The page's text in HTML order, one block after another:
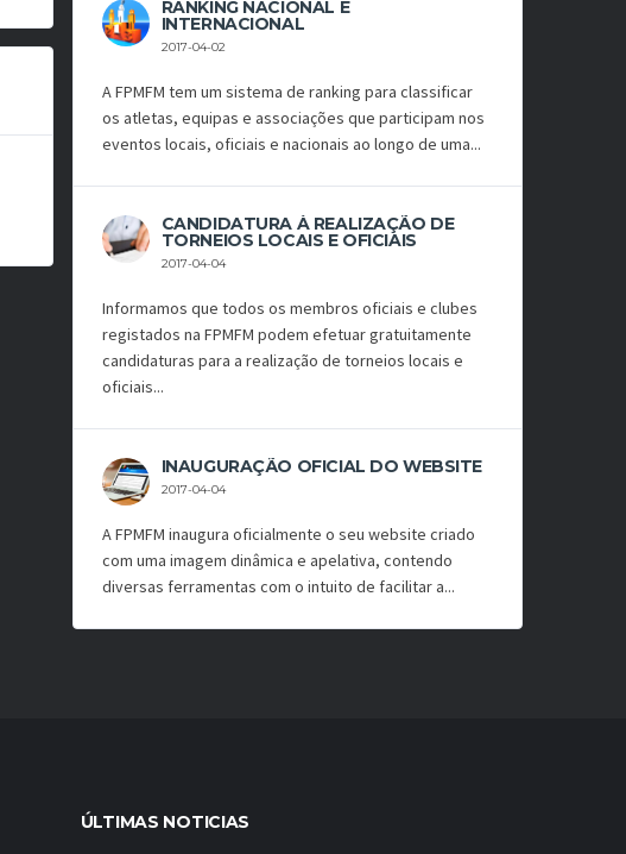
RANKING NACIONAL E
INTERNACIONAL
2017-04-02
A FPMFM tem um sistema de ranking para classificar
os atletas, equipas e associações que participam nos
eventos locais, oficiais e nacionais ao longo de uma...
CANDIDATURA À REALIZAÇÃO DE
TORNEIOS LOCAIS E OFICIAIS
2017-04-04
Informamos que todos os membros oficiais e clubes
registados na FPMFM podem efetuar gratuitamente
candidaturas para a realização de torneios locais e
oficiais...
INAUGURAÇÃO OFICIAL DO WEBSITE
2017-04-04
A FPMFM inaugura oficialmente o seu website criado
com uma imagem dinâmica e apelativa, contendo
diversas ferramentas com o intuito de facilitar a...
ÚLTIMAS NOTICIAS